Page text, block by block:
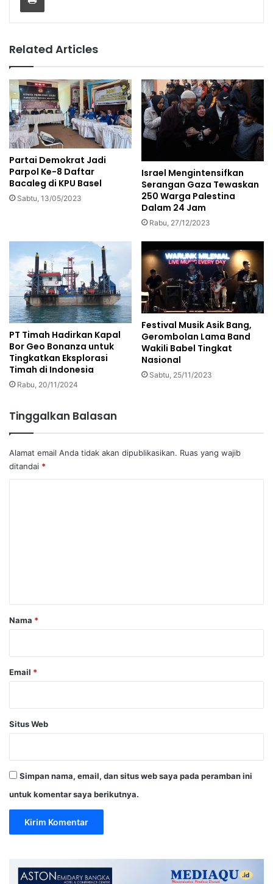
Related Articles
Partai Demokrat Jadi
Parpol Ke-8 Daftar
Bacaleg di KPU Basel
Sabtu, 13/05/2023
Israel Mengintensifkan
Serangan Gaza Tewaskan
250 Warga Palestina
Dalam 24 Jam
Rabu, 27/12/2023
PT Timah Hadirkan Kapal
Bor Geo Bonanza untuk
Tingkatkan Eksplorasi
Timah di Indonesia
Rabu, 20/11/2024
Festival Musik Asik Bang,
Gerombolan Lama Band
Wakili Babel Tingkat
Nasional
Sabtu, 25/11/2023
Tinggalkan Balasan
Alamat email Anda tidak akan dipublikasikan. Ruas yang wajib
ditandai *
r
Nama *
Email *
Situs Web
Simpan nama, email, dan situs web saya pada peramban ini
untuk komentar saya berikutnya.